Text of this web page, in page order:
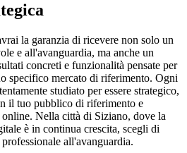
la garanzia di ricevere non solo un
e all'avanguardia, ma anche un
concreti e funzionalità pensate per
specifico mercato di riferimento. Ogni
studiato per essere strategico,
il tuo pubblico di riferimento e
online. Nella città di Siziano, dove la
è in continua crescita, scegli di
professionale all'avanguardia.